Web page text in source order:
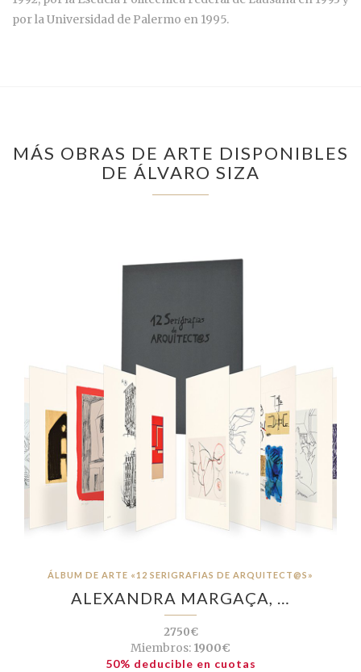
por la Universidad de Palermo en 1995.
MÁS OBRAS DE ARTE DISPONIBLES
DE ÁLVARO SIZA
ÁLBUM DE ARTE «12 SERIGRAFIAS DE ARQUITECT@S»
ALEXANDRA MARGAÇA, …
2750€
Miembros: 1900€
50% deducible en cuotas